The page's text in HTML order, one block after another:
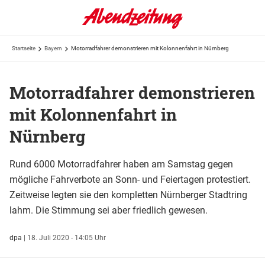
Startseite Bayern Motorradfahrer demonstrieren mit Kolonnenfahrt in Nürnberg
Motorradfahrer demonstrieren
mit Kolonnenfahrt in
Nürnberg
Rund 6000 Motorradfahrer haben am Samstag gegen
mögliche Fahrverbote an Sonn- und Feiertagen protestiert.
Zeitweise legten sie den kompletten Nürnberger Stadtring
lahm. Die Stimmung sei aber friedlich gewesen.
dpa | 18. Juli 2020 - 14:05 Uhr